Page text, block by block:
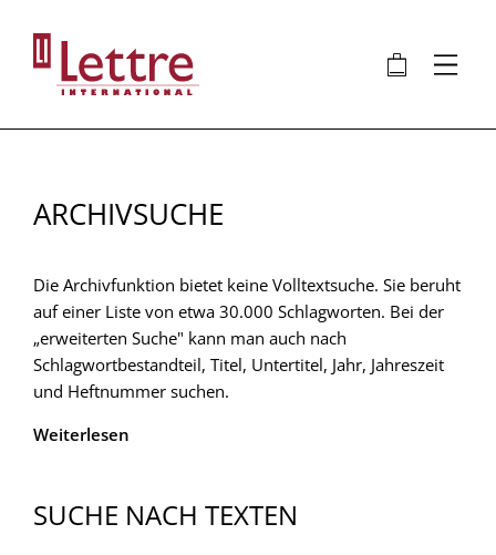
Inhalt
🛍 ⋮
ARCHIVSUCHE
Die Archivfunktion bietet keine Volltextsuche. Sie beruht
auf einer Liste von etwa 30.000 Schlagworten. Bei der
„erweiterten Suche" kann man auch nach
Schlagwortbestandteil, Titel, Untertitel, Jahr, Jahreszeit
und Heftnummer suchen.
Weiterlesen
SUCHE NACH TEXTEN